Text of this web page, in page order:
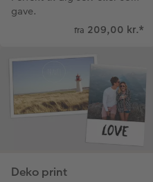
gave.
fra 209,00 kr.*
Deko print